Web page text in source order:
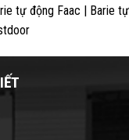
tự động Faac | Barie tự